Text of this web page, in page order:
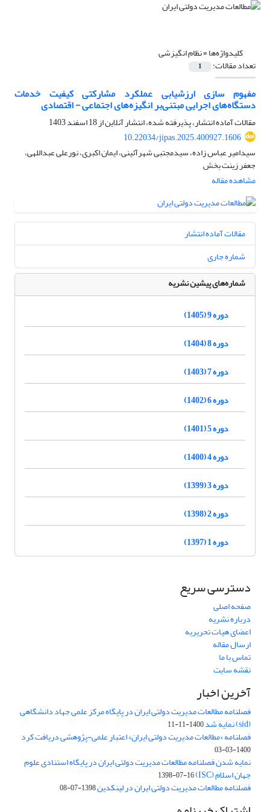
کلیدواژه‌ها =نظام انگیزشی
تعداد مقالات: 1
مفهوم سازی ارزشیابی عملکرد مشارکتی کیفیت خدمات
دستگاه‌های اجرایی مبتنی‌بر انگیزه‌های اجتماعی - اقتصادی
مقالات آماده انتشار، پذیرفته شده، انتشار آنلاین از18 اسفند 1403
10.22034/jipas.2025.400927.1606
سیدامیر عباس زاده، سیدمجتبی شهرآئینی، ایمان اکبری، نورعلی عبداللهی،
جعفر زینت بخش
مشاهده مقاله
مقالات آماده انتشار
شماره جاری
شماره‌های پیشین نشریه
دوره 9 (1405)
دوره 8 (1404)
دوره 7 (1403)
دوره 6 (1402)
دوره 5 (1401)
دوره 4 (1400)
دوره 3 (1399)
دوره 2 (1398)
دوره 1 (1397)
دسترسی سریع
صفحه اصلی
درباره نشریه
اعضای هیات تحریریه
ارسال مقاله
تماس با ما
نقشه سایت
آخرین اخبار
فصلنامه مطالعات مدیریت دولتی ایران در پایگاه مرکز علمی جهاد دانشگاهی
(sid) نمایه شد 1400-11-11
فصلنامه «مطالعات مدیریت دولتی ایران» اعتبار علمی-پژوهشی دریافت کرد
1400-03-03
نمایه شدن فصلنامه مطالعات مدیریت دولتی ایران در پایگاه استنادی علوم
جهان اسلام (ISC) 1398-07-16
فصلنامه مطالعات مدیریت دولتی ایران در لینکدین1398-07-08